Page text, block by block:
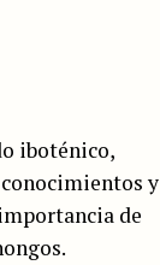
iboténico,
y
de